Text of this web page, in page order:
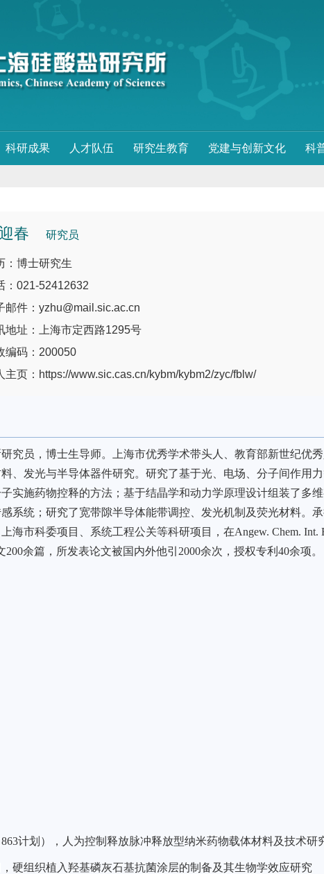
科研成果 人才队伍 研究生教育 党建与创新文化 科
春 研究员
：博士研究生
：021-52412632
邮件：yzhu@mail.sic.ac.cn
地址：上海市定西路1295号
编码：200050
主页：https://www.sic.cas.cn/kybm/kybm2/zyc/fblw/
究员，博士生导师。
上海市优秀学术带头人、教育部新世纪优
、发光与半导体器件研究。研究了基于光、电场、分子间作用
实施药物控释的方法；基于结晶学和动力学原理设计组装了多
系统；研究了宽带隙半导体能带调控、发光机制及荧光材料。
海市科委项目、系统工程公关等科研项目，在Angew. Chem. Int.
200余篇，所发表论文被国内外他引2000余次 ，授权专利 40余项。
863计划），人为控制释放脉冲释放型纳米药物载体材料及技术研
硬组织植入羟基磷灰石基抗菌涂层的制备及其生物学效应研究